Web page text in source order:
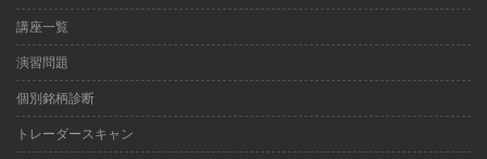
講座一覧
演習問題
個別銘柄診断
トレーダースキャン